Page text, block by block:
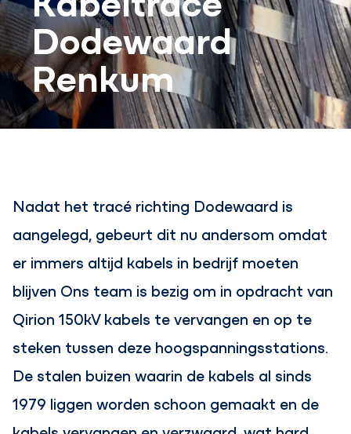
Dodewaard
Renkum
Nadat het tracé richting Dodewaard is
aangelegd, gebeurt dit nu andersom omdat
er immers altijd kabels in bedrijf moeten
blijven Ons team is bezig om in opdracht van
Qirion 150kV kabels te vervangen en op te
steken tussen deze hoogspanningsstations.
De stalen buizen waarin de kabels al sinds
1979 liggen worden schoon gemaakt en de